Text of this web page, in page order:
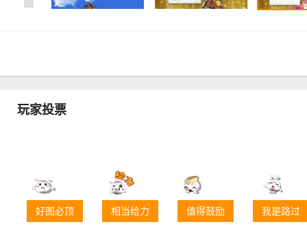
玩家投票
好图必顶 相当给力 值得鼓励 我是路过